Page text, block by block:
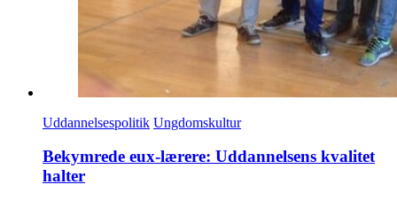
Uddannelsespolitik Ungdomskultur
Bekymrede eux-lærere: Uddannelsens kvalitet
halter